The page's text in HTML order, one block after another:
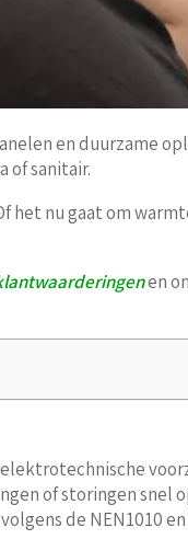
en duurzame
of sanitair.
het nu gaat om
en
of storingen snel
de NEN1010 en